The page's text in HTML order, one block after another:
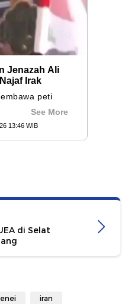
di Selat
iran